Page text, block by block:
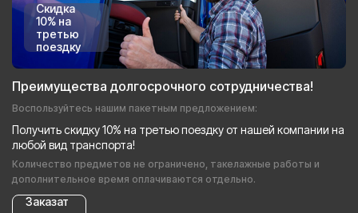
Скидка
10% на
третью
поездку
Преимущества долгосрочного сотрудничества!
Воспользуйтесь нашим пакетным предложением:
Получить скидку 10% на третью поездку от нашей компании на
любой вид транспорта!
Количество предметов не ограничено, такелажные работы и
дополнительное время оплачиваются отдельно.
Заказат